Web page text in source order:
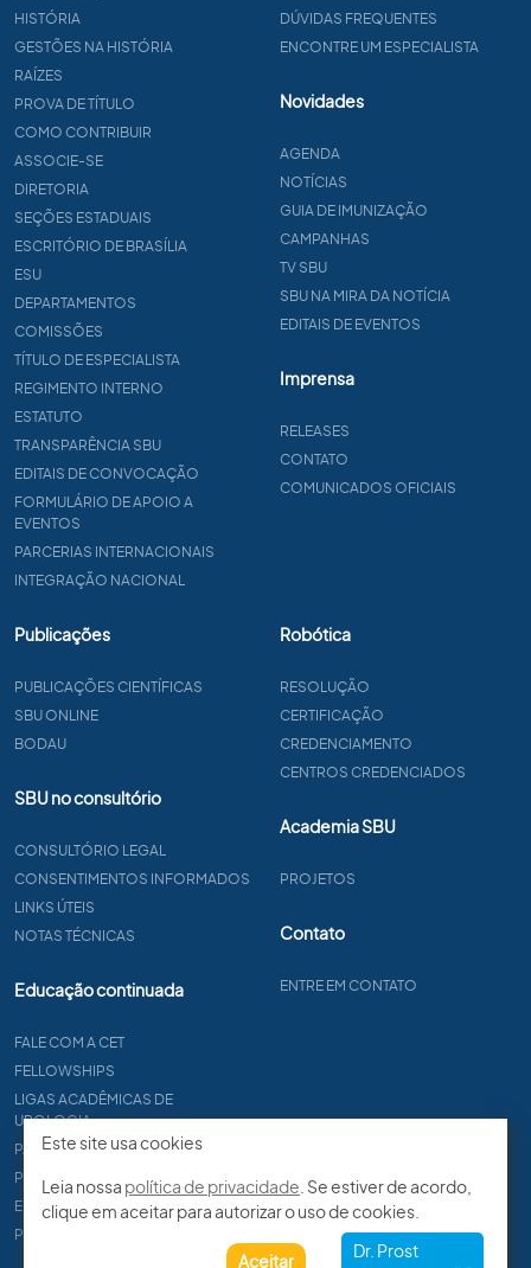
HISTÓRIA
GESTÕES NA HISTÓRIA
RAÍZES
PROVA DE TÍTULO
COMO CONTRIBUIR
ASSOCIE-SE
DIRETORIA
SEÇÕES ESTADUAIS
ESCRITÓRIO DE BRASÍLIA
ESU
DEPARTAMENTOS
COMISSÕES
TÍTULO DE ESPECIALISTA
REGIMENTO INTERNO
ESTATUTO
TRANSPARÊNCIA SBU
EDITAIS DE CONVOCAÇÃO
FORMULÁRIO DE APOIO A
EVENTOS
PARCERIAS INTERNACIONAIS
INTEGRAÇÃO NACIONAL
DÚVIDAS FREQUENTES
ENCONTRE UM ESPECIALISTA
Novidades
AGENDA
NOTÍCIAS
GUIA DE IMUNIZAÇÃO
CAMPANHAS
TV SBU
SBU NA MIRA DA NOTÍCIA
EDITAIS DE EVENTOS
Imprensa
RELEASES
CONTATO
COMUNICADOS OFICIAIS
Publicações
PUBLICAÇÕES CIENTÍFICAS
SBU ONLINE
BODAU
SBU no consultório
CONSULTÓRIO LEGAL
CONSENTIMENTOS INFORMADOS
LINKS ÚTEIS
NOTAS TÉCNICAS
Educação continuada
FALE COM A CET
FELLOWSHIPS
LIGAS ACADÊMICAS DE
UROLOGIA
PAPER
PROCET
EDITAIS
PROGRAMA DE RESIDÊNCIA
Robótica
RESOLUÇÃO
CERTIFICAÇÃO
CREDENCIAMENTO
CENTROS CREDENCIADOS
Academia SBU
PROJETOS
Contato
ENTRE EM CONTATO
Este site usa cookies
Leia nossa política de privacidade . Se estiver de acordo,
clique em aceitar para autorizar o uso de cookies.
Aceitar